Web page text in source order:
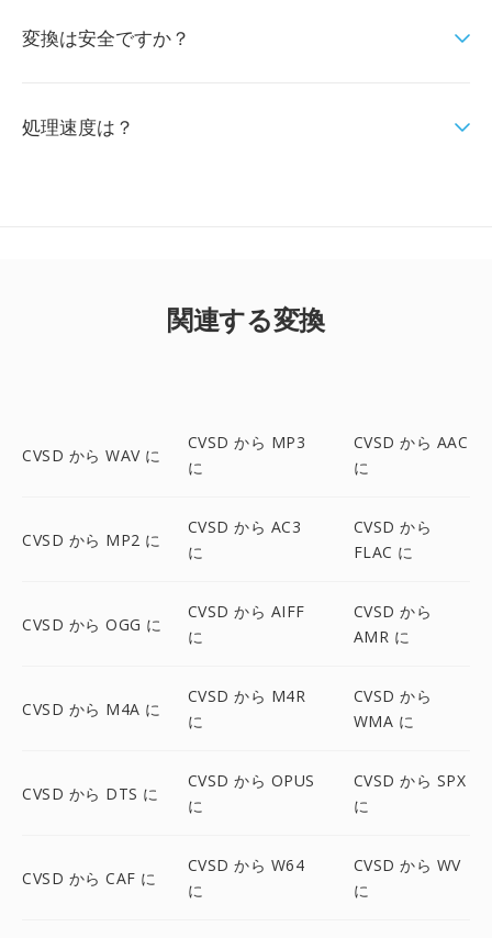
変換は安全ですか？
処理速度は？
関連する変換
CVSD から WAV に
CVSD から MP3
に
CVSD から AAC
に
CVSD から MP2 に
CVSD から AC3
に
CVSD から
FLAC に
CVSD から OGG に
CVSD から AIFF
に
CVSD から
AMR に
CVSD から M4A に
CVSD から M4R
に
CVSD から
WMA に
CVSD から DTS に
CVSD から OPUS
に
CVSD から SPX
に
CVSD から CAF に
CVSD から W64
に
CVSD から WV
に